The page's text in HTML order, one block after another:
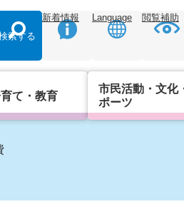
索する
新着情報 Language 閲覧補助
て・教育
市民活動・文化
ポーツ